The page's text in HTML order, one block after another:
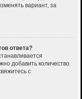
вариант, за
ответа?
добавить количество
с